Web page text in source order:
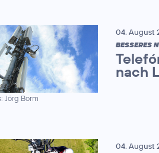
Jörg Borm
04. August
BESSERES
nach
04. August